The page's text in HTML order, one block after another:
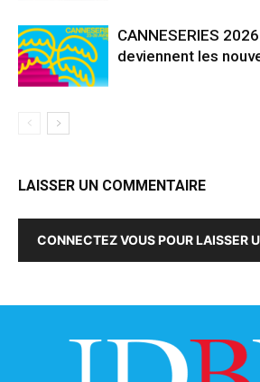
CANNESERIES
deviennent les
LAISSER UN COMMENTAIRE
CONNECTEZ VOUS POUR LAISSER